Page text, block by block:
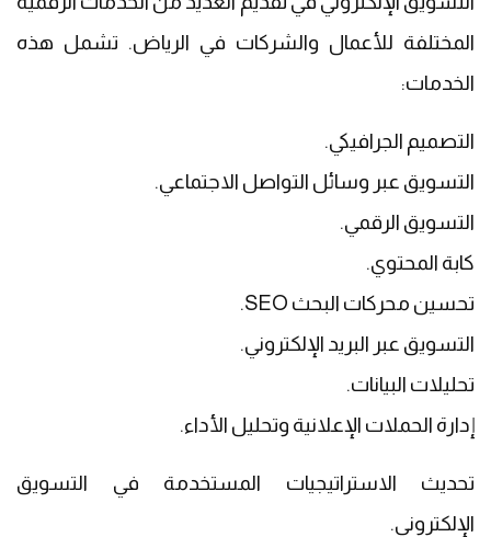
المختلفة للأعمال والشركات في الرياض. تشمل هذه
الخدمات:
التصميم الجرافيكي.
التسويق عبر وسائل التواصل الاجتماعي.
التسويق الرقمي.
كابة المحتوي.
تحسين محركات البحث SEO.
التسويق عبر البريد الإلكتروني.
تحليلات البيانات.
إدارة الحملات الإعلانية وتحليل الأداء.
تحديث الاستراتيجيات المستخدمة في التسويق
الإلكتروني.